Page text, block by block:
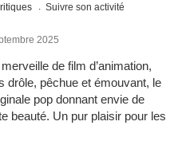
Suivre son activité
2025
de film d’animation,
drôle, pêchue et émouvant, le
pop donnant envie de
beauté. Un pur plaisir pour les